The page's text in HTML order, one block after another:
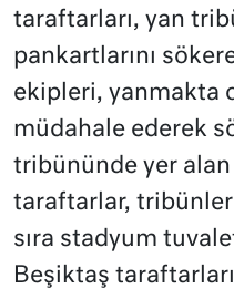
taraftarları, yan
pankartlarını
ekipleri, yanmakta
müdahale ederek
tribününde yer alan
taraftarlar,
sıra stadyum
Beşiktaş